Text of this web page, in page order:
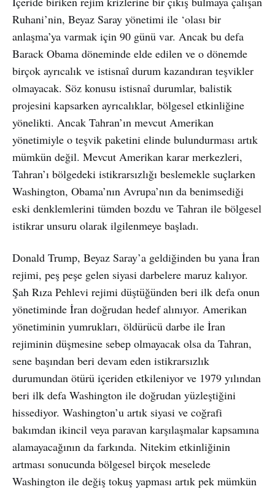
Ruhani’nin, Beyaz Saray yönetimi ile ‘olası bir
anlaşma’ya varmak için 90 günü var. Ancak bu defa
Barack Obama döneminde elde edilen ve o dönemde
birçok ayrıcalık ve istisnaî durum kazandıran teşvikler
olmayacak. Söz konusu istisnaî durumlar, balistik
projesini kapsarken ayrıcalıklar, bölgesel etkinliğine
yönelikti. Ancak Tahran’ın mevcut Amerikan
yönetimiyle o teşvik paketini elinde bulundurması artık
mümkün değil. Mevcut Amerikan karar merkezleri,
Tahran’ı bölgedeki istikrarsızlığı beslemekle suçlarken
Washington, Obama’nın Avrupa’nın da benimsediği
eski denklemlerini tümden bozdu ve Tahran ile bölgesel
istikrar unsuru olarak ilgilenmeye başladı.
Donald Trump, Beyaz Saray’a geldiğinden bu yana İran
rejimi, peş peşe gelen siyasi darbelere maruz kalıyor.
Şah Rıza Pehlevi rejimi düştüğünden beri ilk defa onun
yönetiminde İran doğrudan hedef alınıyor. Amerikan
yönetiminin yumrukları, öldürücü darbe ile İran
rejiminin düşmesine sebep olmayacak olsa da Tahran,
sene başından beri devam eden istikrarsızlık
durumundan ötürü içeriden etkileniyor ve 1979 yılından
beri ilk defa Washington ile doğrudan yüzleştiğini
hissediyor. Washington’u artık siyasi ve coğrafi
bakımdan ikincil veya paravan karşılaşmalar kapsamına
alamayacağının da farkında. Nitekim etkinliğinin
artması sonucunda bölgesel birçok meselede
Washington ile değiş tokuş yapması artık pek mümkün